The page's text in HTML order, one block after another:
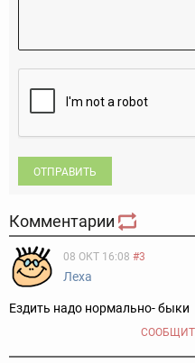
ОТПРАВИТЬ
Комментарии
08 ОКТ 16:08 #3
Леха
Ездить надо нормально- быки